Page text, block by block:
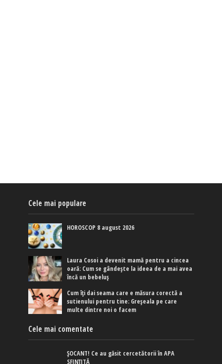
Cele mai populare
HOROSCOP 8 august 2026
Laura Cosoi a devenit mamă pentru a cincea
oară: Cum se gândește la ideea de a mai avea
încă un bebeluș
Cum îți dai seama care e măsura corectă a
sutienului pentru tine: Greșeala pe care
multe dintre noi o facem
Cele mai comentate
ȘOCANT! Ce au găsit cercetătorii în APA
SFINȚITĂ